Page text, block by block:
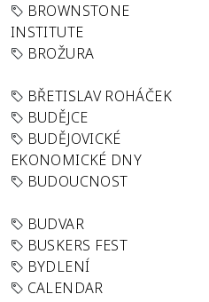
BROWNSTONE
INSTITUTE
BROŽURA
BŘETISLAV ROHÁČEK
BUDĚJCE
BUDĚJOVICKÉ
EKONOMICKÉ DNY
BUDOUCNOST
BUDVAR
BUSKERS FEST
BYDLENÍ
CALENDAR